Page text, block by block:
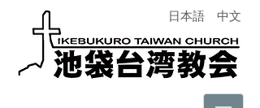
日本語 中文